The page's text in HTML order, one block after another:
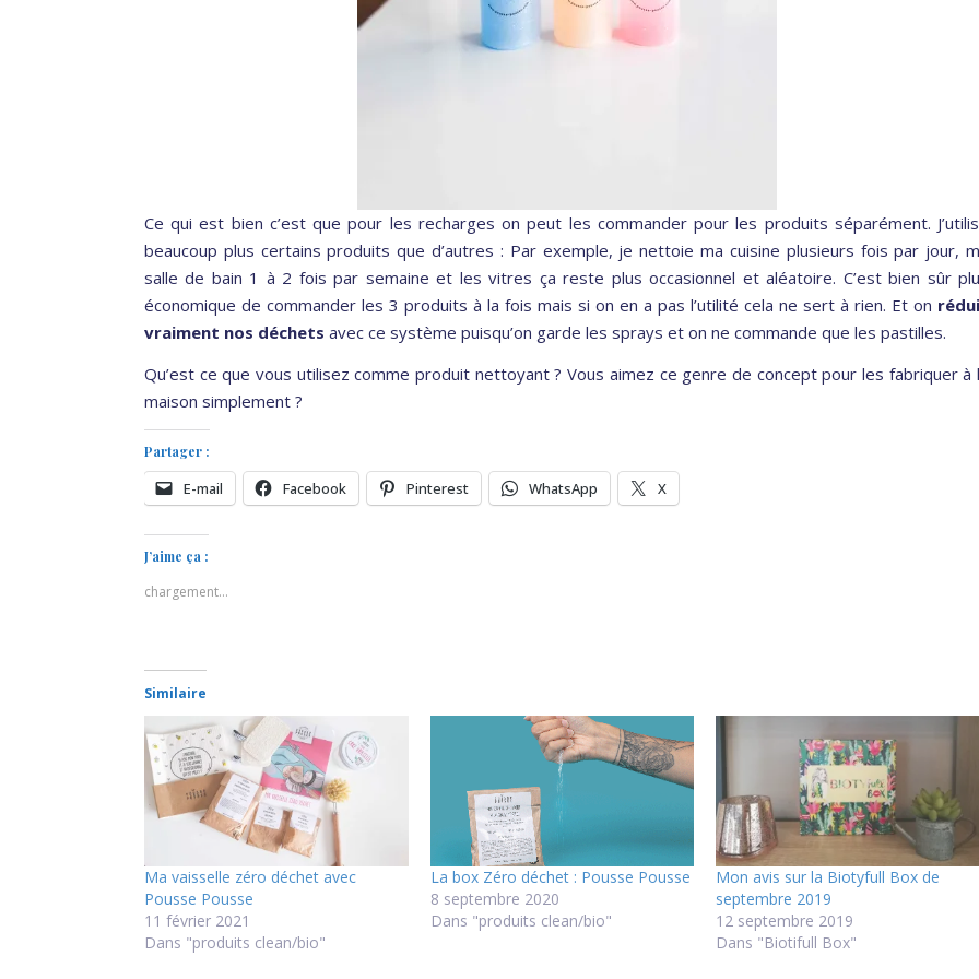
Ce qui est bien c’est que pour les recharges on peut les commander pour les produits séparément.
beaucoup plus certains produits que d’autres : Par exemple, je nettoie ma cuisine plusieurs fois par jour,
salle de bain 1 à 2 fois par semaine et les vitres ça reste plus occasionnel et aléatoire. C’est bien sûr
économique de commander les 3 produits à la fois mais si on en a pas l’utilité cela ne sert à rien. Et on
vraiment nos déchets avec ce système puisqu’on garde les sprays et on ne commande que les pastilles.
Qu’est ce que vous utilisez comme produit nettoyant ? Vous aimez ce genre de concept pour les fabriquer à
maison simplement ?
Partager :
E-mail Facebook Pinterest WhatsApp X
J’aime ça :
chargement…
Similaire
Ma vaisselle zéro déchet avec
Pousse Pousse
11 février 2021
Dans "produits clean/bio"
La box Zéro déchet : Pousse Pousse
8 septembre 2020
Dans "produits clean/bio"
Mon avis sur la Biotyfull Box de
septembre 2019
12 septembre 2019
Dans "Biotifull Box"